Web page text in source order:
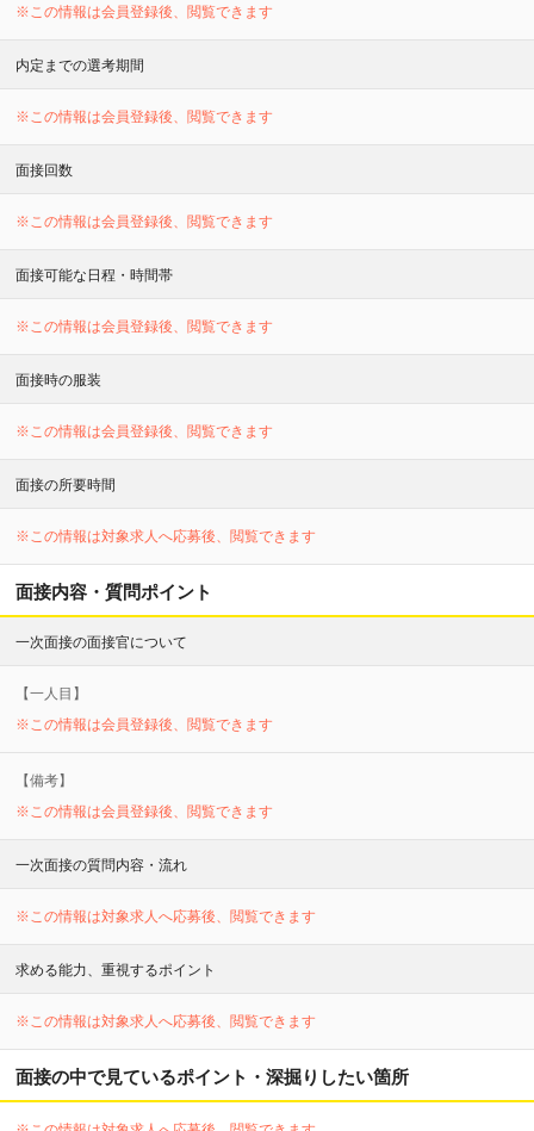
※この情報は会員登録後、閲覧できます
内定までの選考期間
※この情報は会員登録後、閲覧できます
面接回数
※この情報は会員登録後、閲覧できます
面接可能な日程・時間帯
※この情報は会員登録後、閲覧できます
面接時の服装
※この情報は会員登録後、閲覧できます
面接の所要時間
※この情報は対象求人へ応募後、閲覧できます
面接内容・質問ポイント
一次面接の面接官について
【一人目】
※この情報は会員登録後、閲覧できます
【備考】
※この情報は会員登録後、閲覧できます
一次面接の質問内容・流れ
※この情報は対象求人へ応募後、閲覧できます
求める能力、重視するポイント
※この情報は対象求人へ応募後、閲覧できます
面接の中で見ているポイント・深掘りしたい箇所